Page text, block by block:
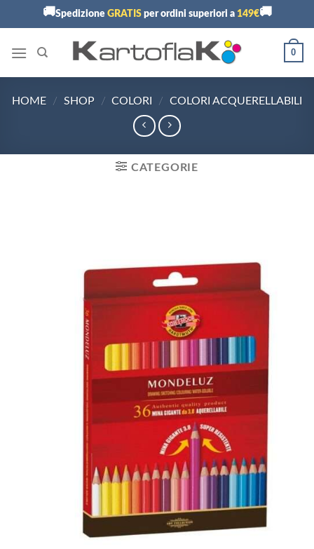
🚚Spedizione GRATISper ordini superiori a 149€🚚
0
HOME / SHOP / COLORI / COLORI ACQUERELLABILI
CATEGORIE